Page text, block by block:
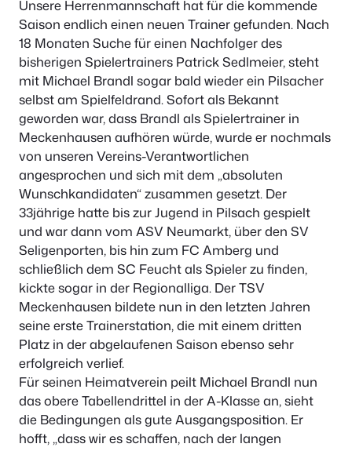
Unsere Herrenmannschaft hat für die kommende
Saison endlich einen neuen Trainer gefunden. Nach
18 Monaten Suche für einen Nachfolger des
bisherigen Spielertrainers Patrick Sedlmeier, steht
mit Michael Brandl sogar bald wieder ein Pilsacher
selbst am Spielfeldrand. Sofort als Bekannt
geworden war, dass Brandl als Spielertrainer in
Meckenhausen aufhören würde, wurde er nochmals
von unseren Vereins-Verantwortlichen
angesprochen und sich mit dem „absoluten
Wunschkandidaten“ zusammen gesetzt. Der
33jährige hatte bis zur Jugend in Pilsach gespielt
und war dann vom ASV Neumarkt, über den SV
Seligenporten, bis hin zum FC Amberg und
schließlich dem SC Feucht als Spieler zu finden,
kickte sogar in der Regionalliga. Der TSV
Meckenhausen bildete nun in den letzten Jahren
seine erste Trainerstation, die mit einem dritten
Platz in der abgelaufenen Saison ebenso sehr
erfolgreich verlief.
Für seinen Heimatverein peilt Michael Brandl nun
das obere Tabellendrittel in der A-Klasse an, sieht
die Bedingungen als gute Ausgangsposition. Er
hofft, „dass wir es schaffen, nach der langen